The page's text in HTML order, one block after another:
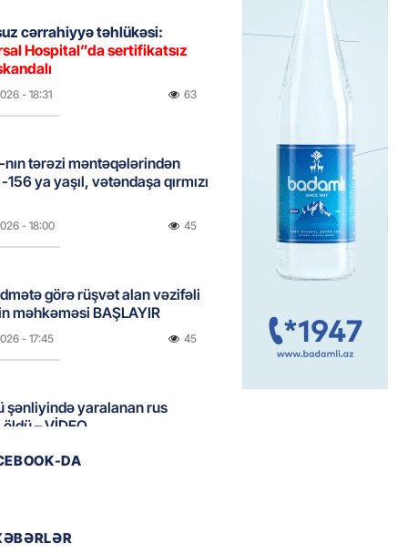
cərrahiyyə təhlükəsi:
Hospital”da sertifikatsız
- 18:31 63
nın tərəzi məntəqələrindən
ya yaşıl, vətəndaşa qırmızı
- 18:00 45
görə rüşvət alan vəzifəli
məhkəməsi BAŞLAYIR
- 17:45 45
şənliyində yaralanan rus
– VİDEO
546 min manatı 20
DA